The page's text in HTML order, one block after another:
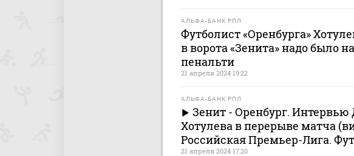
АЛЬФА-БАНК РПЛ
Футболист «Оренбурга»
в ворота «Зенита» надо было
пенальти
21 апреля 2024 19:22
АЛЬФА-БАНК РПЛ
Зенит - Оренбург.
Хотулева в перерыве матча
Российская Премьер-Лига.
21 апреля 2024 17:20